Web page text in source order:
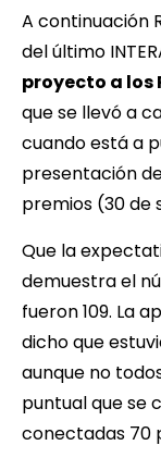
A continuación
del último
proyecto a los
que se llevó a
cuando está a
presentación
premios (30 de
Que la
demuestra el
fueron 109. La
dicho que
aunque no
puntual que se
conectadas 70